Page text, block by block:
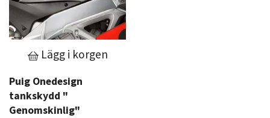
Lägg i korgen
Puig Onedesign
tankskydd "
Genomskinlig"